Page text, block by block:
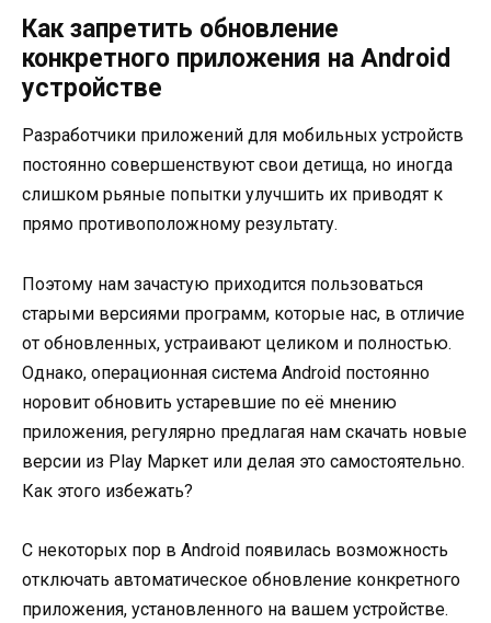
Как запретить обновление
конкретного приложения на Android
устройстве
Разработчики приложений для мобильных устройств
постоянно совершенствуют свои детища, но иногда
слишком рьяные попытки улучшить их приводят к
прямо противоположному результату.
Поэтому нам зачастую приходится пользоваться
старыми версиями программ, которые нас, в отличие
от обновленных, устраивают целиком и полностью.
Однако, операционная система Android постоянно
норовит обновить устаревшие по её мнению
приложения, регулярно предлагая нам скачать новые
версии из Play Маркет или делая это самостоятельно.
Как этого избежать?
С некоторых пор в Android появилась возможность
отключать автоматическое обновление конкретного
приложения, установленного на вашем устройстве.